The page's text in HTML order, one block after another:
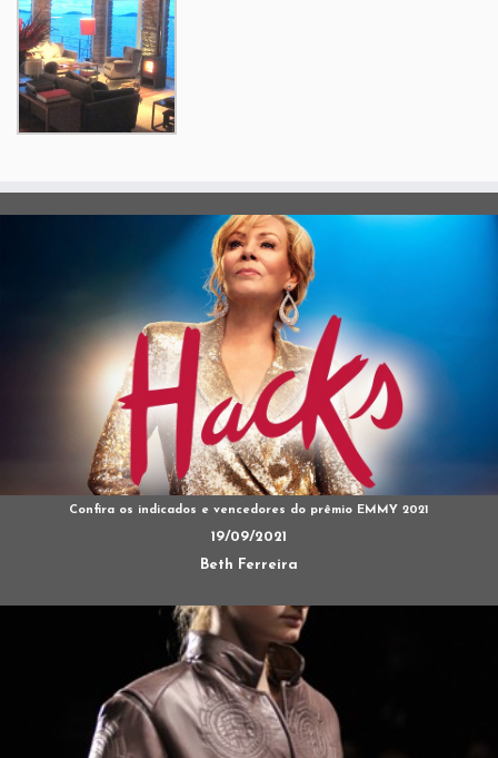
Confira os indicados e vencedores do prêmio EMMY 2021
19/09/2021
Beth Ferreira